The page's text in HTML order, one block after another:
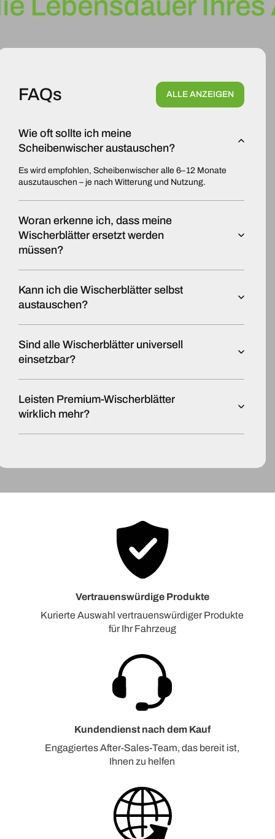
FAQs ALLE ANZEIGEN
Wie oft sollte ich meine
Scheibenwischer austauschen?
Es wird empfohlen, Scheibenwischer alle 6–12 Monate
auszutauschen – je nach Witterung und Nutzung.
Woran erkenne ich, dass meine
Wischerblätter ersetzt werden
müssen?
Kann ich die Wischerblätter selbst
austauschen?
Sind alle Wischerblätter universell
einsetzbar?
Leisten Premium-Wischerblätter
wirklich mehr?
Vertrauenswürdige Produkte
Kurierte Auswahl vertrauenswürdiger Produkte
für Ihr Fahrzeug
Kundendienst nach dem Kauf
Engagiertes After-Sales-Team, das bereit ist,
Ihnen zu helfen